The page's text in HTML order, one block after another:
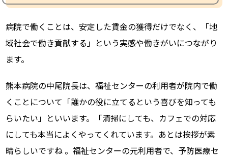
病院で働くことは、安定した賃金の獲得だけでなく、「地
域社会で働き貢献する」という実感や働きがいにつながり
ます。
熊本病院の中尾院長は、福祉センターの利用者が院内で働
くことについて「誰かの役に立てるという喜びを知っても
らいたい」といいます。
「清掃にしても、カフェでの対応
にしても本当によくやってくれています。あとは挨拶が素
晴らしいですね 。福祉センターの元利用者で、 予防医療セ